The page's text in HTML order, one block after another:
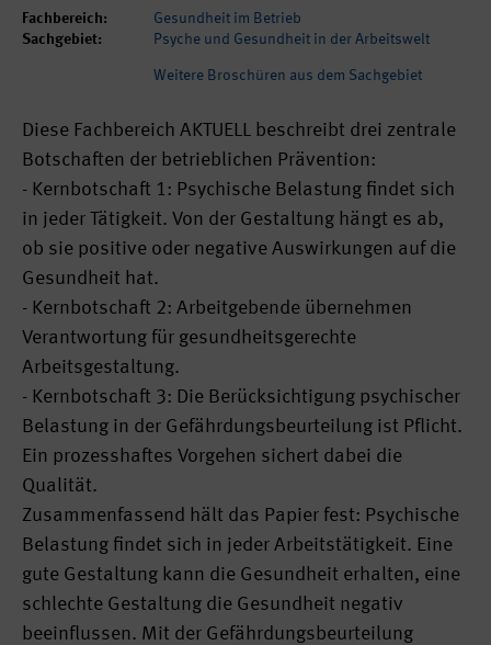
Fachbereich:
Gesundheit im Betrieb
Sachgebiet:
Psyche und Gesundheit in der Arbeitswelt
Weitere Broschüren aus dem Sachgebiet
Diese Fachbereich AKTUELL beschreibt drei zentrale
Botschaften der betrieblichen Prävention:
- Kernbotschaft 1: Psychische Belastung findet sich
in jeder Tätigkeit. Von der Gestaltung hängt es ab,
ob sie positive oder negative Auswirkungen auf die
Gesundheit hat.
- Kernbotschaft 2: Arbeitgebende übernehmen
Verantwortung für gesundheitsgerechte
Arbeitsgestaltung.
- Kernbotschaft 3: Die Berücksichtigung psychischer
Belastung in der Gefährdungsbeurteilung ist Pflicht.
Ein prozesshaftes Vorgehen sichert dabei die
Qualität.
Zusammenfassend hält das Papier fest: Psychische
Belastung findet sich in jeder Arbeitstätigkeit. Eine
gute Gestaltung kann die Gesundheit erhalten, eine
schlechte Gestaltung die Gesundheit negativ
beeinflussen. Mit der Gefährdungsbeurteilung